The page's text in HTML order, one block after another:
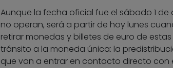
Aunque la fecha oficial fue el sábado 1
no operan, será a partir de hoy lunes
retirar monedas y billetes de euro de
tránsito a la moneda única: la
que van a entrar en contacto directo con